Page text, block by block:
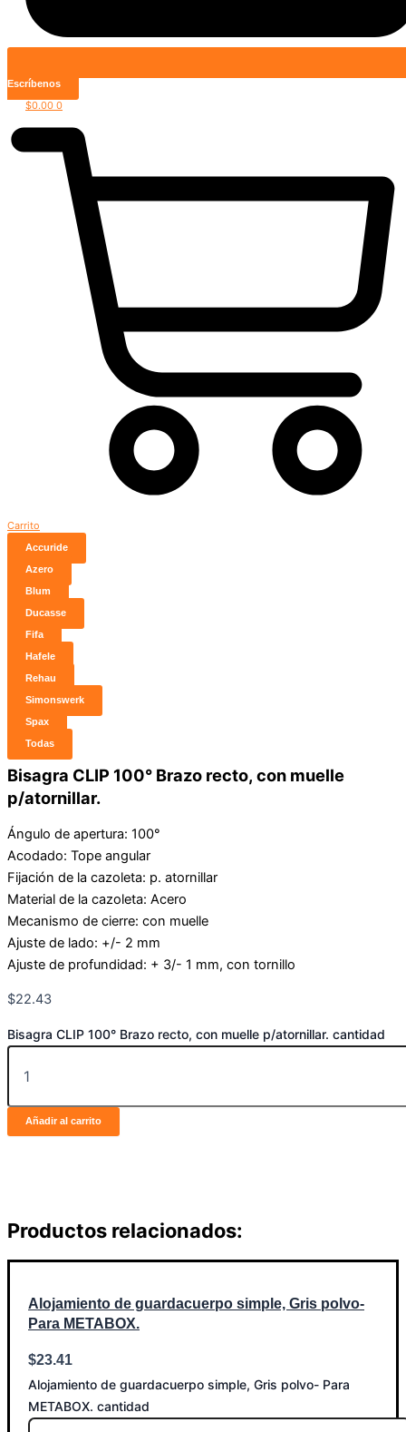
Escríbenos
$0.00 0
Carrito
Accuride
Azero
Blum
Ducasse
Fifa
Hafele
Rehau
Simonswerk
Spax
Todas
Bisagra CLIP 100° Brazo recto, con muelle
p/atornillar.
Ángulo de apertura: 100°
Acodado: Tope angular
Fijación de la cazoleta: p. atornillar
Material de la cazoleta: Acero
Mecanismo de cierre: con muelle
Ajuste de lado: +/- 2 mm
Ajuste de profundidad: + 3/- 1 mm, con tornillo
$22.43
Bisagra CLIP 100° Brazo recto, con muelle p/atornillar. cantidad
Añadir al carrito
Productos relacionados:
Alojamiento de guardacuerpo simple, Gris polvo-
Para METABOX.
$23.41
Alojamiento de guardacuerpo simple, Gris polvo- Para
METABOX. cantidad